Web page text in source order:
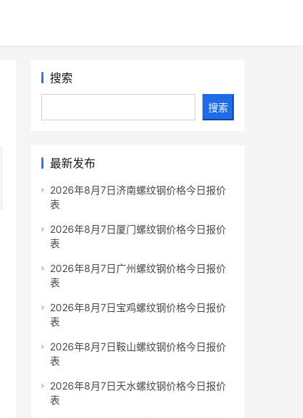
搜索
搜索
最新发布
2026年8月7日济南螺纹钢价格今日报价
表
2026年8月7日厦门螺纹钢价格今日报价
表
2026年8月7日广州螺纹钢价格今日报价
表
2026年8月7日宝鸡螺纹钢价格今日报价
表
2026年8月7日鞍山螺纹钢价格今日报价
表
2026年8月7日天水螺纹钢价格今日报价
表